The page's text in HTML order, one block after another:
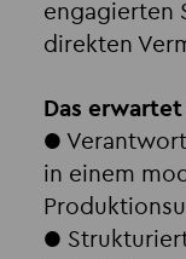
engagierten
direkten
Das erwartet
●
in einem
●